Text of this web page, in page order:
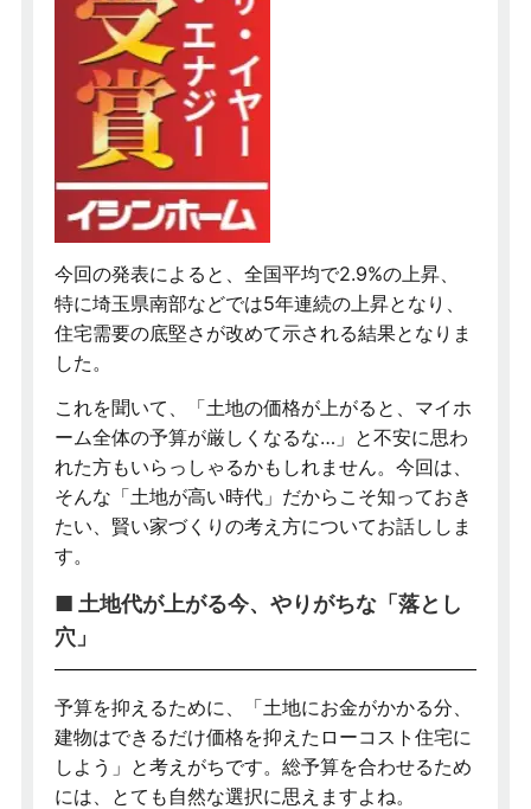
今回の発表によると、全国平均で2.9%の上昇、
特に埼玉県南部などでは5年連続の上昇となり、
住宅需要の底堅さが改めて示される結果となりま
した。
これを聞いて、「土地の価格が上がると、マイホ
ーム全体の予算が厳しくなるな…」と不安に思わ
れた方もいらっしゃるかもしれません。今回は、
そんな「土地が高い時代」だからこそ知っておき
たい、賢い家づくりの考え方についてお話ししま
す。
■ 土地代が上がる今、やりがちな「落とし
穴」
予算を抑えるために、「土地にお金がかかる分、
建物はできるだけ価格を抑えたローコスト住宅に
しよう」と考えがちです。総予算を合わせるため
には、とても自然な選択に思えますよね。